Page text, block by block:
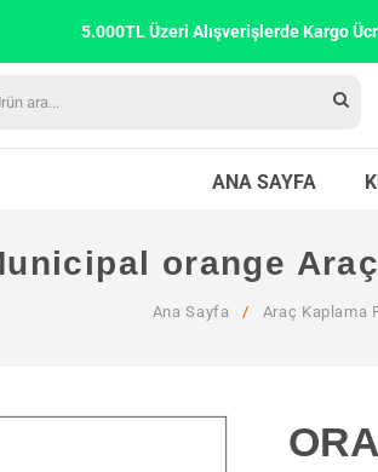
5.000TL Üzeri Alışverişlerde Kargo
ANA SAYFA
orange
Ana Sayfa / Araç Kaplama